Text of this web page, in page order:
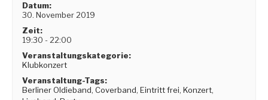
Datum:
30. November 2019
Zeit:
19:30 - 22:00
Veranstaltungskategorie:
Klubkonzert
Veranstaltung-Tags:
Berliner Oldieband,Coverband,Eintritt frei,Konzert,